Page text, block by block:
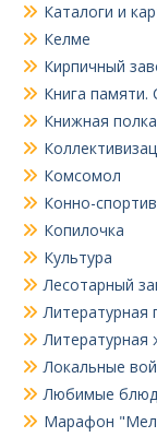
Каталоги и
Келме
Кирпичный
Книга памяти.
Книжная полка
Комсомол
Конно-
Копилочка
Культура
Лесотарный
Литературная
Литературная
Локальные
Любимые
Марафон